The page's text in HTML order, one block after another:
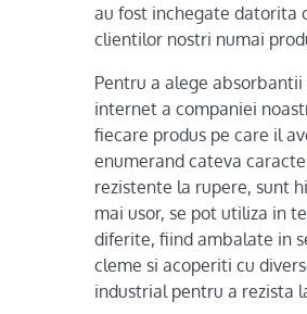
au fost inchegate datorita
clientilor nostri numai
Pentru a alege
internet a companiei
fiecare produs pe care il
enumerand cateva
rezistente la rupere, sunt
mai usor, se pot utiliza in
diferite, fiind ambalate in
cleme si acoperiti cu
industrial pentru a rezista